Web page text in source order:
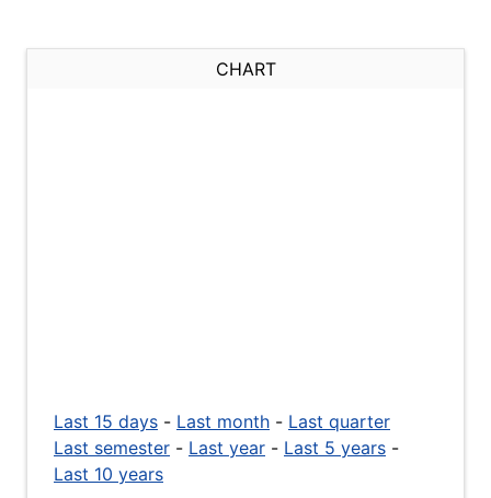
CHART
Last 15 days - Last month - Last quarter
Last semester - Last year - Last 5 years -
Last 10 years